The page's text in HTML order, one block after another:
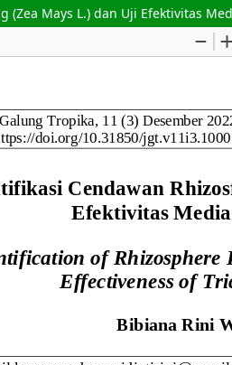
(Zea Mays L.) dan Uji Efektivitas